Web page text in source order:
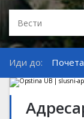
Иди до: